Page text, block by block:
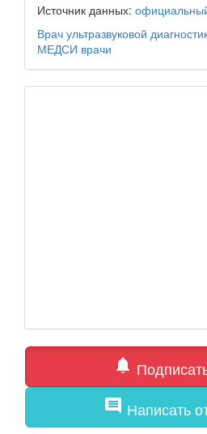
Источник данных:
Врач ультразвуковой
МЕДСИ врачи
notifications
comment Написать